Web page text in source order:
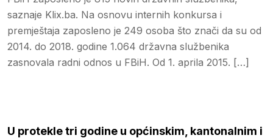
saznaje Klix.ba. Na osnovu internih konkursa i
premještaja zaposleno je 249 osoba što znači da su od
2014. do 2018. godine 1.064 državna službenika
zasnovala radni odnos u FBiH. Od 1. aprila 2015. […]
U protekle tri godine u općinskim, kantonalnim i